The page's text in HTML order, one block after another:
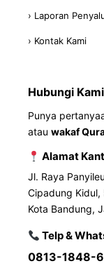
› Laporan
› Kontak Kami
Hubungi Kami
Punya
atau wakaf
Alamat
Jl. Raya
Cipadung Kidul,
Kota Bandung,
Telp &
0813-1848-